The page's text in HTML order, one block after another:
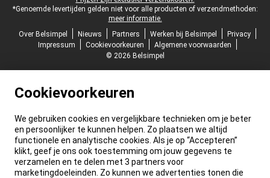
*Genoemde levertijden gelden niet voor alle producten of verzendmethoden:
meer informatie.
Over Belsimpel
Nieuws Partners Werken bij Belsimpel
Privacy
Impressum
Cookievoorkeuren
Algemene voorwaarden
© 2026 Belsimpel
Cookievoorkeuren
We gebruiken cookies en vergelijkbare technieken om je beter
en persoonlijker te kunnen helpen. Zo plaatsen we altijd
functionele en analytische cookies. Als je op “Accepteren”
klikt, geef je ons ook toestemming om jouw gegevens te
verzamelen en te delen met 3 partners voor
marketingdoeleinden. Zo kunnen we advertenties tonen die